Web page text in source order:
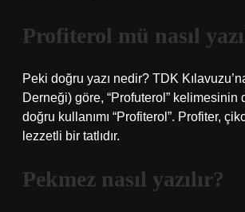
Profiterol mü nasıl
Peki doğru yazı nedir? TDK
Derneği) göre, “Profuterol” kelimesinin
doğru kullanımı “Profiterol”. Profiter,
lezzetli bir tatlıdır.
Pekmez nasıl yazılır?